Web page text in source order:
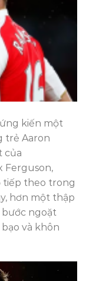
kiến một
trẻ Aaron
của
Ferguson,
tiếp theo trong
hơn một thập
bước ngoặt
và khôn